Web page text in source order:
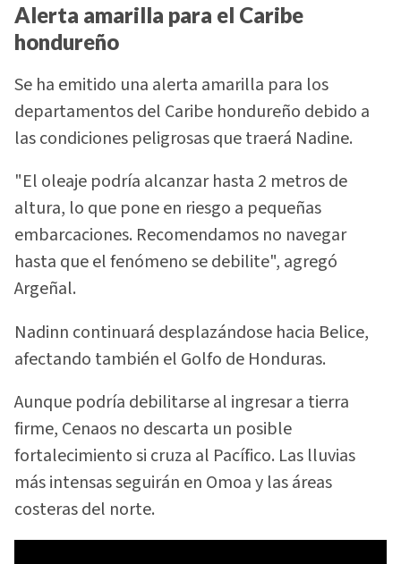
Alerta amarilla para el Caribe
hondureño
Se ha emitido una alerta amarilla para los
departamentos del Caribe hondureño debido a
las condiciones peligrosas que traerá Nadine.
"El oleaje podría alcanzar hasta 2 metros de
altura, lo que pone en riesgo a pequeñas
embarcaciones. Recomendamos no navegar
hasta que el fenómeno se debilite", agregó
Argeñal.
Nadinn continuará desplazándose hacia Belice,
afectando también el Golfo de Honduras.
Aunque podría debilitarse al ingresar a tierra
firme, Cenaos no descarta un posible
fortalecimiento si cruza al Pacífico. Las lluvias
más intensas seguirán en Omoa y las áreas
costeras del norte.